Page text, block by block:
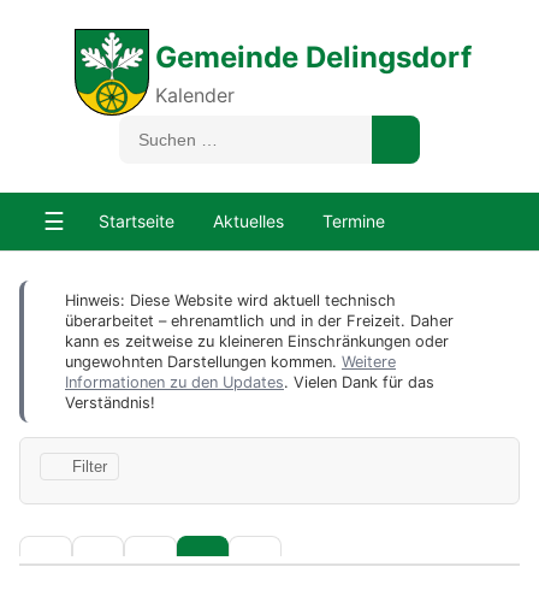
Gemeinde Delingsdorf
Kalender
☰ Startseite Aktuelles Termine
Hinweis: Diese Website wird aktuell technisch
überarbeitet – ehrenamtlich und in der Freizeit. Daher
kann es zeitweise zu kleineren Einschränkungen oder
ungewohnten Darstellungen kommen. Weitere
Informationen zu den Updates. Vielen Dank für das
Verständnis!
Filter